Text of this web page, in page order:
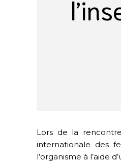
Lors de la
internationale des
l’organisme à l’aide